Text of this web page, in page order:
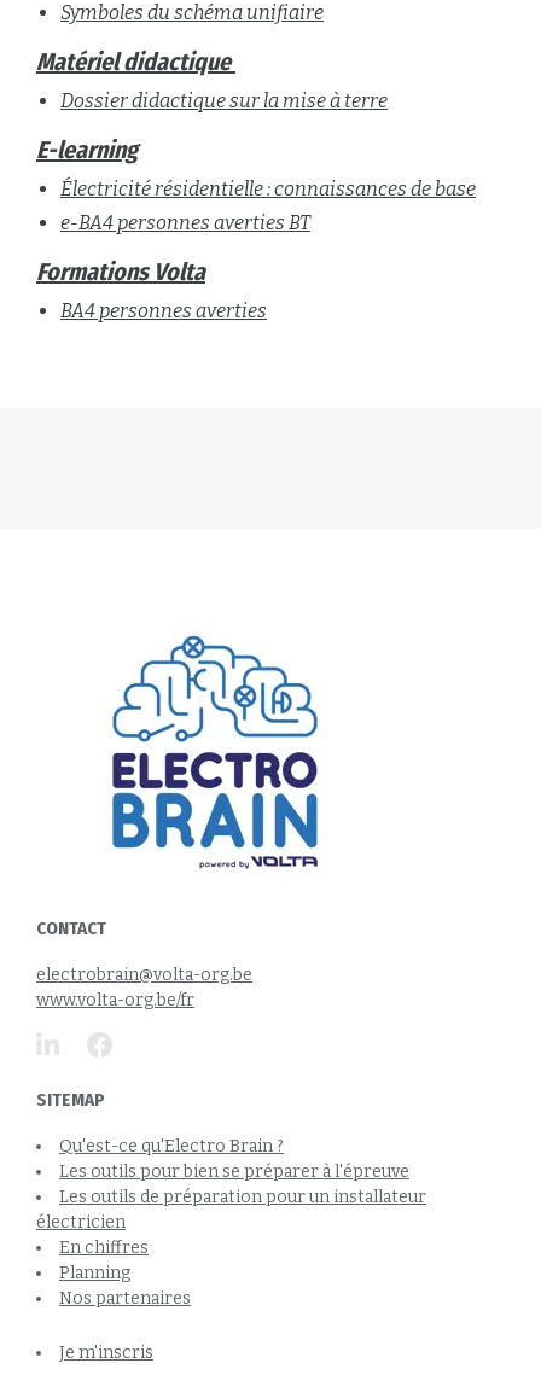
Symboles du schéma unifiaire
Matériel didactique
Dossier didactique sur la mise à terre
E-learning
Électricité résidentielle : connaissances de base
e-BA4 personnes averties BT
Formations Volta
BA4 personnes averties
CONTACT
electrobrain@volta-org.be
www.volta-org.be/fr
SITEMAP
Qu'est-ce qu'Electro Brain ?
Les outils pour bien se préparer à l'épreuve
Les outils de préparation pour un installateur
électricien
En chiffres
Planning
Nos partenaires
Je m'inscris